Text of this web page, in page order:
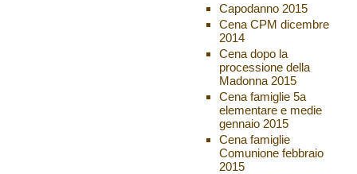
Capodanno 2015
Cena CPM dicembre
2014
Cena dopo la
processione della
Madonna 2015
Cena famiglie 5a
elementare e medie
gennaio 2015
Cena famiglie
Comunione febbraio
2015